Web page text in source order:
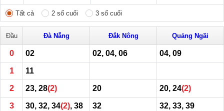
Tất cả 2 số cuối 3 số cuối
Đầu Đà Nẵng Đắk Nông Quảng Ngãi
0 02 02, 04, 06 04, 09
1 11
2 23, 28(2) 20 20, 24(2)
3 30, 32, 34(2), 38 32 32, 33, 39